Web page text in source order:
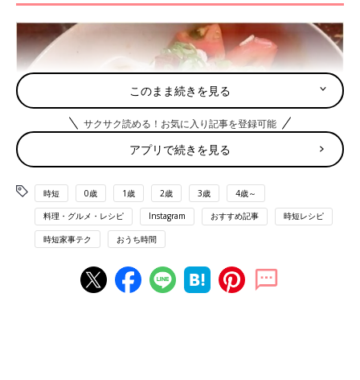
出典：Instagramアカウント「yoko」
このまま続きを見る
サクサク読める！お気に入り記事を登録可能
アプリで続きを見る
時短 0歳 1歳 2歳 3歳 4歳～
料理・グルメ・レシピ Instagram おすすめ記事 時短レシピ
時短家事テク おうち時間